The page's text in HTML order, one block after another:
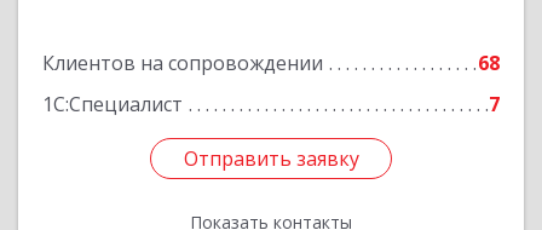
Клиентов на сопровождении
68
1С:Специалист
7
Отправить заявку
Показать контакты
Подробнее
Отправить заявку
Назад